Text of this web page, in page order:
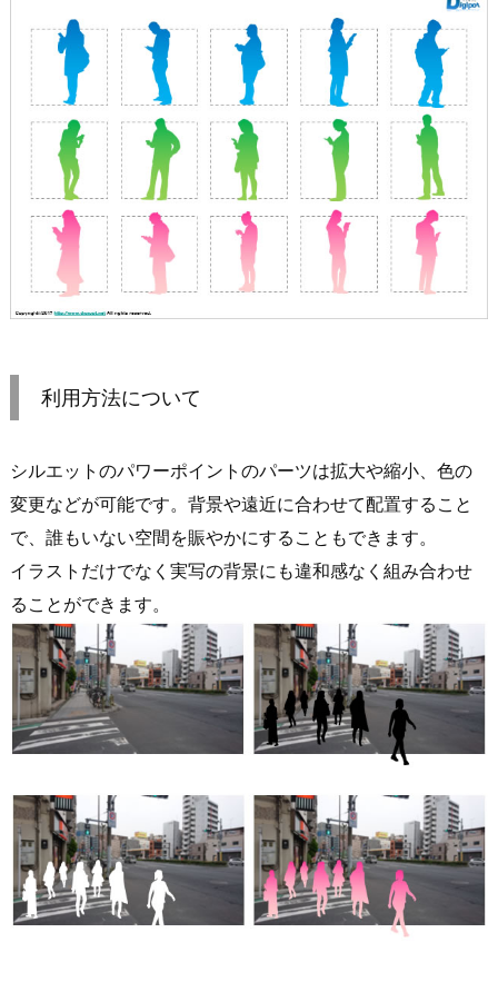
利用方法について
シルエットのパワーポイントのパーツは拡大や縮小、色の
変更などが可能です。背景や遠近に合わせて配置すること
で、誰もいない空間を賑やかにすることもできます。
イラストだけでなく実写の背景にも違和感なく組み合わせ
ることができます。